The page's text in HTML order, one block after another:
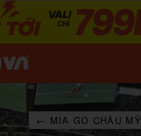
← MIA GO CHÂU MỸ